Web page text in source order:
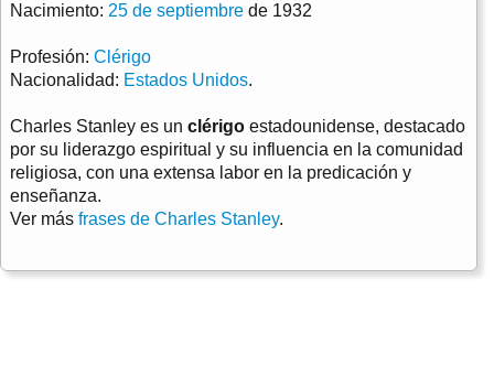
Nacimiento: 25 de septiembre de 1932
Profesión: Clérigo
Nacionalidad: Estados Unidos.
Charles Stanley es un clérigo estadounidense, destacado
por su liderazgo espiritual y su influencia en la comunidad
religiosa, con una extensa labor en la predicación y
enseñanza.
Ver más frases de Charles Stanley.